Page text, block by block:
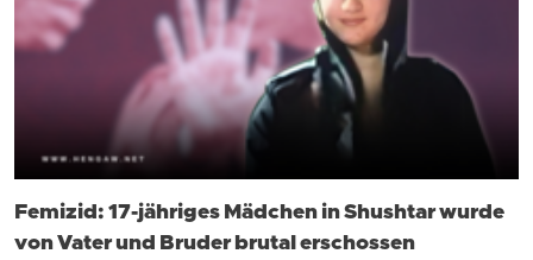
Femizid: 17-jähriges Mädchen in Shushtar wurde
von Vater und Bruder brutal erschossen